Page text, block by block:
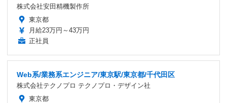
株式会社安田精機製作所
東京都
月給23万円～43万円
正社員
Web系/業務系エンジニア/東京駅/東京都/千代田区
株式会社テクノプロ テクノプロ・デザイン社
東京都